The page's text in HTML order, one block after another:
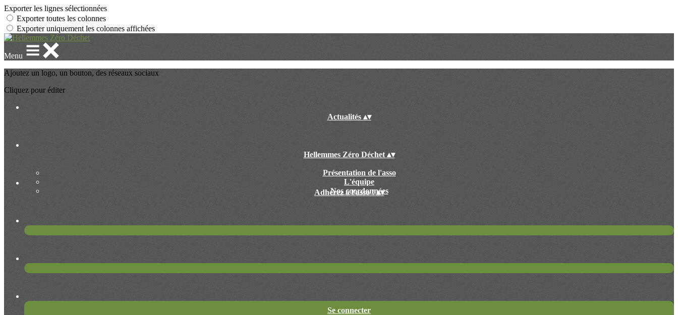
Exporter les lignes sélectionnées
Exporter toutes les colonnes
Exporter uniquement les colonnes affichées
Menu
Ajoutez un logo, un bouton, des réseaux sociaux
Cliquez pour éditer
Actualités ▴▾
Hellemmes Zéro Déchet ▴▾
Présentation de l'asso
L'équipe
Nos coordonnées
Adhérez à l'asso !▴▾
Se connecter